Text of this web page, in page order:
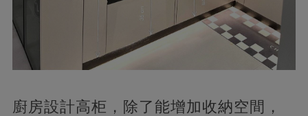
廚房設計高柜，除了能增加收納空間，